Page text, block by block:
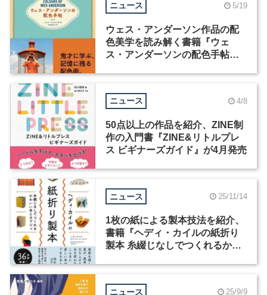
ニュース 5/19
ウェス・アンダーソン作品の配
色美学を読み解く書籍『ウェ
ス・アンダーソンの配色手帖』
ニュース 4/8
50点以上の作品を紹介、ZINE制
作の入門書『ZINE&リトルプレ
ス ビギナーズガイド』が4月発売
ニュース 25/11/14
1枚の紙による製本技法を紹介、
書籍『ヘディ・カイルの紙折り
製本 糸綴じなしでつくれるかわ
ニュース 25/9/9